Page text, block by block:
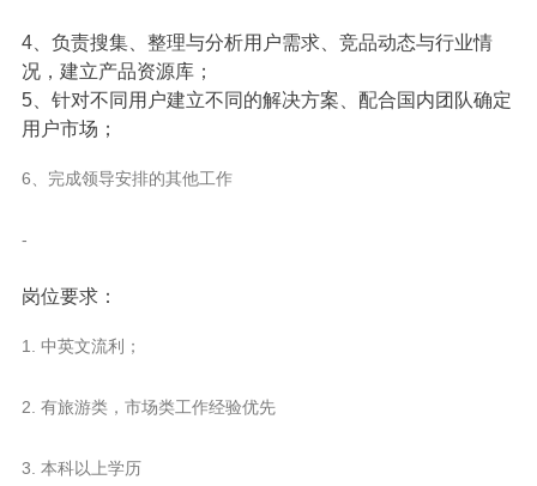
4、负责搜集、整理与分析用户需求、竞品动态与行业情
况，建立产品资源库；
5、针对不同用户建立不同的解决方案、配合国内团队确定
用户市场；
6、完成领导安排的其他工作
-
岗位要求：
1. 中英文流利；
2. 有旅游类，市场类工作经验优先
3. 本科以上学历